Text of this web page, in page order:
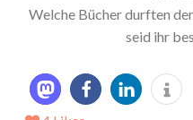
Welche Bücher durften
seid ihr